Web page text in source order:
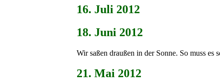
16. Juli 2012
18. Juni 2012
Wir saßen draußen in der Sonne. So muss es
21. Mai 2012